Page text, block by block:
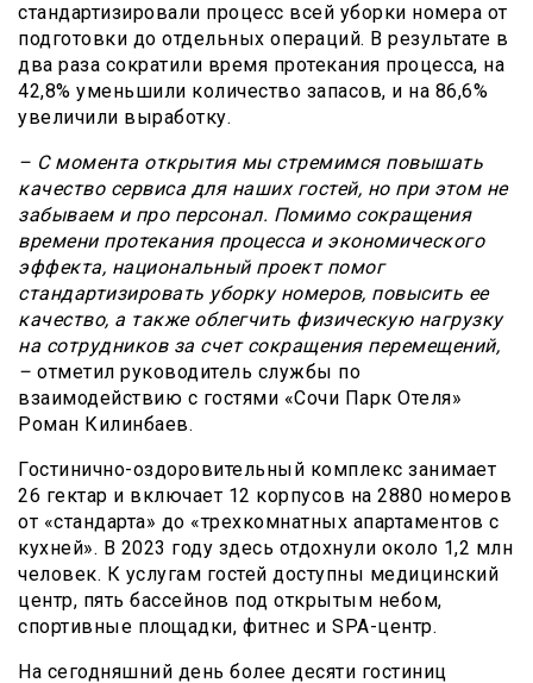
стандартизировали процесс всей уборки номера от
подготовки до отдельных операций. В результате в
два раза сократили время протекания процесса, на
42,8% уменьшили количество запасов, и на 86,6%
увеличили выработку.
– С момента открытия мы стремимся повышать
качество сервиса для наших гостей, но при этом не
забываем и про персонал. Помимо сокращения
времени протекания процесса и экономического
эффекта, национальный проект помог
стандартизировать уборку номеров, повысить ее
качество, а также облегчить физическую нагрузку
на сотрудников за счет сокращения перемещений,
– отметил руководитель службы по
взаимодействию с гостями «Сочи Парк Отеля»
Роман Килинбаев.
Гостинично-оздоровительный комплекс занимает
26 гектар и включает 12 корпусов на 2880 номеров
от «стандарта» до «трехкомнатных апартаментов с
кухней». В 2023 году здесь отдохнули около 1,2 млн
человек. К услугам гостей доступны медицинский
центр, пять бассейнов под открытым небом,
спортивные площадки, фитнес и SPA-центр.
На сегодняшний день более десяти гостиниц